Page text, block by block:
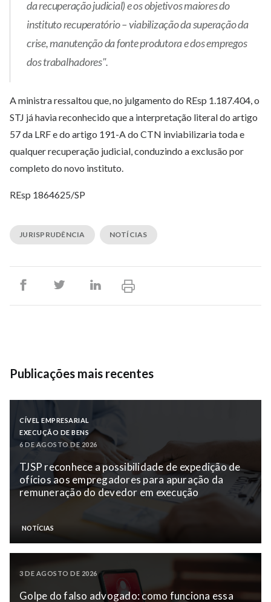
da recuperação judicial) e os objetivos maiores do
instituto recuperatório – viabilização da superação da
crise, manutenção da fonte produtora e dos empregos
dos trabalhadores".
A ministra ressaltou que, no julgamento do REsp 1.187.404, o
STJ já havia reconhecido que a interpretação literal do artigo
57 da LRF e do artigo 191-A do CTN inviabilizaria toda e
qualquer recuperação judicial, conduzindo a exclusão por
completo do novo instituto.
REsp 1864625/SP
JURISPRUDÊNCIA NOTÍCIAS
Publicações mais recentes
CÍVEL EMPRESARIAL
EXECUÇÃO DE BENS
6 DE AGOSTO DE 2026
TJSP reconhece a possibilidade de expedição de
ofícios aos empregadores para apuração da
remuneração do devedor em execução
NOTÍCIAS
3 DE AGOSTO DE 2026
Golpe do falso advogado: como funciona essa